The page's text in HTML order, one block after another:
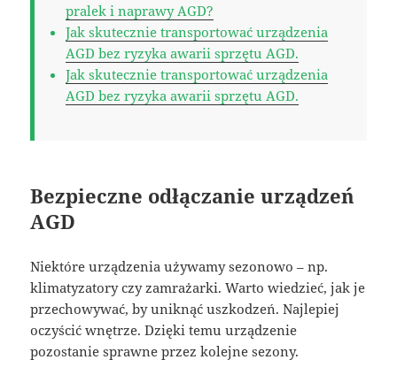
pralek i naprawy AGD?
Jak skutecznie transportować urządzenia
AGD bez ryzyka awarii sprzętu AGD.
Jak skutecznie transportować urządzenia
AGD bez ryzyka awarii sprzętu AGD.
Bezpieczne odłączanie urządzeń
AGD
Niektóre urządzenia używamy sezonowo – np.
klimatyzatory czy zamrażarki. Warto wiedzieć, jak je
przechowywać, by uniknąć uszkodzeń. Najlepiej
oczyścić wnętrze. Dzięki temu urządzenie
pozostanie sprawne przez kolejne sezony.